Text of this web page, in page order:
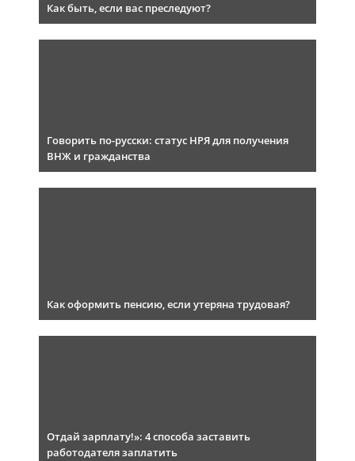
Как быть, если вас преследуют?
Говорить по-русски: статус НРЯ для получения
ВНЖ и гражданства
Как оформить пенсию, если утеряна трудовая?
Отдай зарплату!»: 4 способа заставить
работодателя заплатить